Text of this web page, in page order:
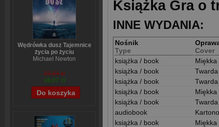
Wędrówka dusz Tajemnice
życia po życiu
Michael Newton
59,84 zł
48,07 zł
Książka Gra o
INNE WYDANIA:
Nośnik
Type
Cover
książka / book
Miękka
książka / book
Twarda
książka / book
Twarda
książka / book
Miękka
książka / book
Twarda
audiobook
książka / book
Miękka